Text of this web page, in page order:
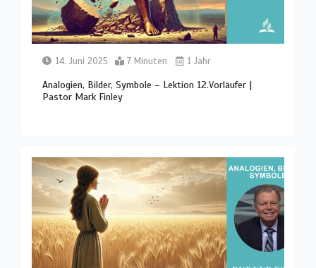
14. Juni 2025 7 Minuten 1 Jahr
Analogien, Bilder, Symbole – Lektion 12.Vorläufer |
Pastor Mark Finley